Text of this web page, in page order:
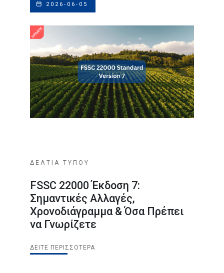
2026-06-05
ΔΕΛΤΙΑ ΤΥΠΟΥ
FSSC 22000 Έκδοση 7:
Σημαντικές Αλλαγές,
Χρονοδιάγραμμα & Όσα Πρέπει
να Γνωρίζετε
ΔΕΊΤΕ ΠΕΡΙΣΣΌΤΕΡΑ